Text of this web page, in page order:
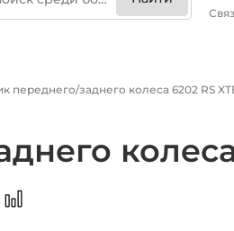
переднего/заднего колеса 6202 RS
колеса